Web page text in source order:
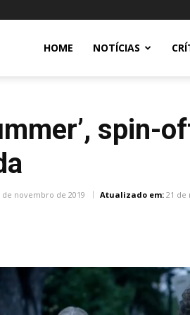
HOME NOTÍCIAS
spin-
de novembro de 2019 Atualizado em: 21 de